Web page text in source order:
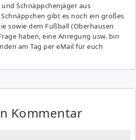
Schnäppchenjäger aus
gibt es noch ein großes
sowie dem Fußball (Oberhausen
haben, eine Anregung usw. bin
am Tag per eMail für euch
Kommentar